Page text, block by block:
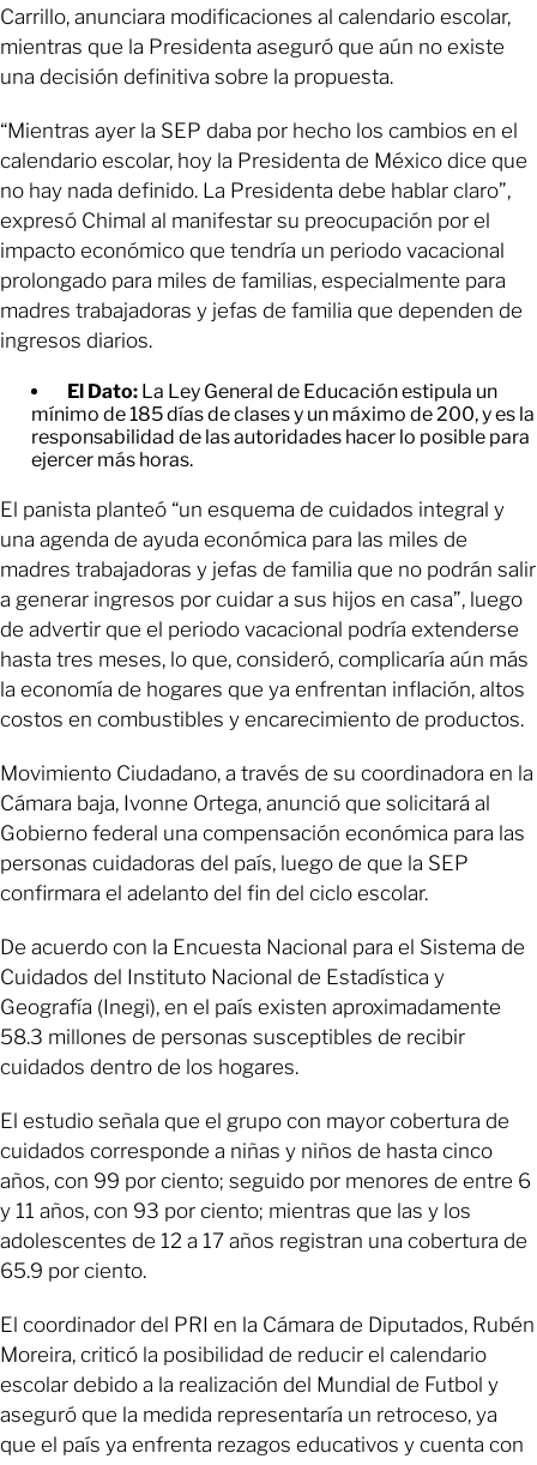
Carrillo, anunciara modificaciones al calendario escolar,
mientras que la Presidenta aseguró que aún no existe
una decisión definitiva sobre la propuesta.
“Mientras ayer la SEP daba por hecho los cambios en el
calendario escolar, hoy la Presidenta de México dice que
no hay nada definido. La Presidenta debe hablar claro”,
expresó Chimal al manifestar su preocupación por el
impacto económico que tendría un periodo vacacional
prolongado para miles de familias, especialmente para
madres trabajadoras y jefas de familia que dependen de
ingresos diarios.
El Dato: La Ley General de Educación estipula un
mínimo de 185 días de clases y un máximo de 200, y es la
responsabilidad de las autoridades hacer lo posible para
ejercer más horas.
El panista planteó “un esquema de cuidados integral y
una agenda de ayuda económica para las miles de
madres trabajadoras y jefas de familia que no podrán salir
a generar ingresos por cuidar a sus hijos en casa”, luego
de advertir que el periodo vacacional podría extenderse
hasta tres meses, lo que, consideró, complicaría aún más
la economía de hogares que ya enfrentan inflación, altos
costos en combustibles y encarecimiento de productos.
Movimiento Ciudadano, a través de su coordinadora en la
Cámara baja, Ivonne Ortega, anunció que solicitará al
Gobierno federal una compensación económica para las
personas cuidadoras del país, luego de que la SEP
confirmara el adelanto del fin del ciclo escolar.
De acuerdo con la Encuesta Nacional para el Sistema de
Cuidados del Instituto Nacional de Estadística y
Geografía (Inegi), en el país existen aproximadamente
58.3 millones de personas susceptibles de recibir
cuidados dentro de los hogares.
El estudio señala que el grupo con mayor cobertura de
cuidados corresponde a niñas y niños de hasta cinco
años, con 99 por ciento; seguido por menores de entre 6
y 11 años, con 93 por ciento; mientras que las y los
adolescentes de 12 a 17 años registran una cobertura de
65.9 por ciento.
El coordinador del PRI en la Cámara de Diputados, Rubén
Moreira, criticó la posibilidad de reducir el calendario
escolar debido a la realización del Mundial de Futbol y
aseguró que la medida representaría un retroceso, ya
que el país ya enfrenta rezagos educativos y cuenta con